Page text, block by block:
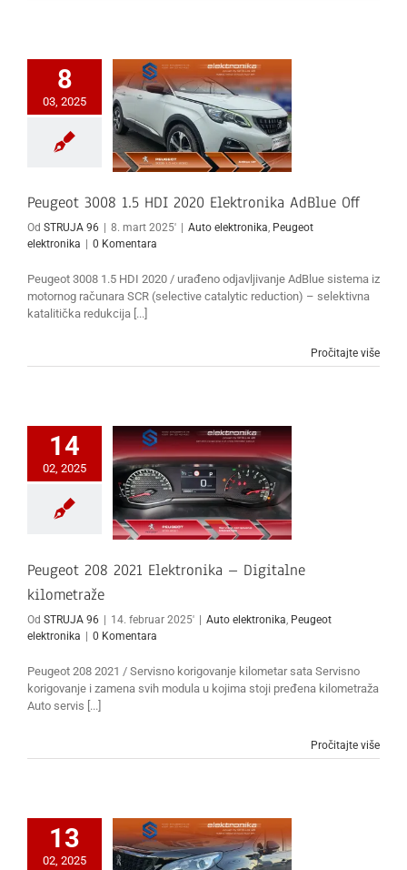
8
03, 2025
Peugeot 3008 1.5 HDI
2020 Elektronika AdBlue
Peugeot
elektronika
Peugeot 3008 1.5 HDI 2020 Elektronika AdBlue Off
Od STRUJA 96 8. mart 2025' Auto elektronika, Peugeot
elektronika
0 Komentara
Peugeot 3008 1.5 HDI 2020 / urađeno odjavljivanje AdBlue sistema iz
motornog računara SCR (selective catalytic reduction) – selektivna
katalitička redukcija [...]
Pročitajte više
14
02, 2025
Peugeot 208 2021
Elektronika – Digitalne
kilometraže
Peugeot
elektronika
Peugeot 208 2021 Elektronika – Digitalne
kilometraže
Od STRUJA 96 | 14. februar 2025' | Auto elektronika Peugeot
elektronika | 0 Komentara
Peugeot 208 2021 / Servisno korigovanje kilometar sata Servisno
korigovanje i zamena svih modula u kojima stoji pređena kilometraža
Auto servis [...]
Pročitajte više
13
02, 2025 Peugeot 2008 1.6 HDI